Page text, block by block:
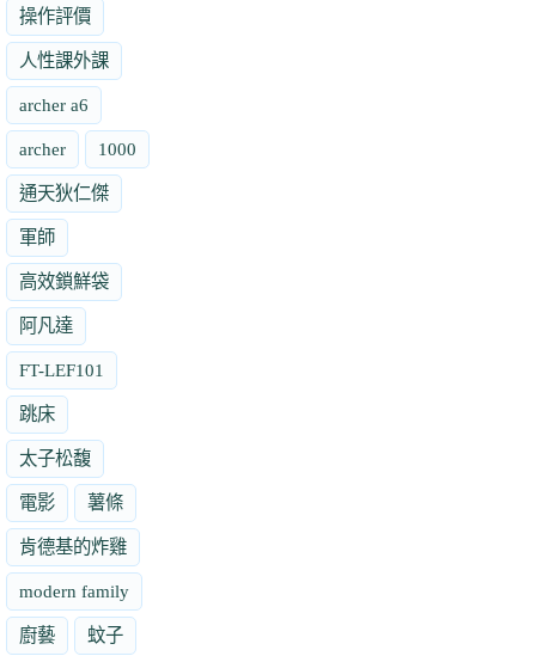
操作評價
人性課外課
archer a6
archer 1000
通天狄仁傑
軍師
高效鎖鮮袋
阿凡達
FT-LEF101
跳床
太子松馥
電影 薯條
肯德基的炸雞
modern family
廚藝 蚊子